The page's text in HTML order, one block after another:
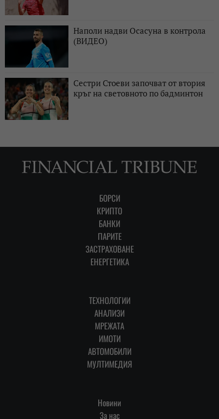
Наполи надви Осасуна в контрола
(ВИДЕО)
Сестри Стоеви започват от втория
кръг на световното по бадминтон
БОРСИ
КРИПТО
БАНКИ
ПАРИТЕ
ЗАСТРАХОВАНЕ
ЕНЕРГЕТИКА
ТЕХНОЛОГИИ
АНАЛИЗИ
МРЕЖАТА
ИМОТИ
АВТОМОБИЛИ
МУЛТИМЕДИЯ
Новини
За нас